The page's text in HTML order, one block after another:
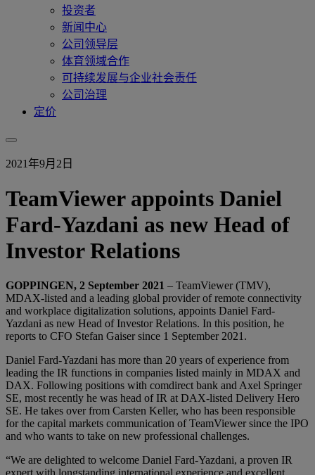
投资者
新闻中心
公司领导层
体育领域合作
可持续发展与企业社会责任
公司治理
定价
2021年9月2日
TeamViewer appoints Daniel
Fard-Yazdani as new Head of
Investor Relations
GOPPINGEN, 2 September 2021 – TeamViewer (TMV),
MDAX-listed and a leading global provider of remote connectivity
and workplace digitalization solutions, appoints Daniel Fard-
Yazdani as new Head of Investor Relations. In this position, he
reports to CFO Stefan Gaiser since 1 September 2021.
Daniel Fard-Yazdani has more than 20 years of experience from
leading the IR functions in companies listed mainly in MDAX and
DAX. Following positions with comdirect bank and Axel Springer
SE, most recently he was head of IR at DAX-listed Delivery Hero
SE. He takes over from Carsten Keller, who has been responsible
for the capital markets communication of TeamViewer since the IPO
and who wants to take on new professional challenges.
“We are delighted to welcome Daniel Fard-Yazdani, a proven IR
expert with longstanding international experience and excellent